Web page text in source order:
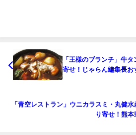
「王様のブランチ」牛
寄せ！じゃらん編集長お
「青空レストラン」ウニカラスミ・丸健水
り寄せ！熊本